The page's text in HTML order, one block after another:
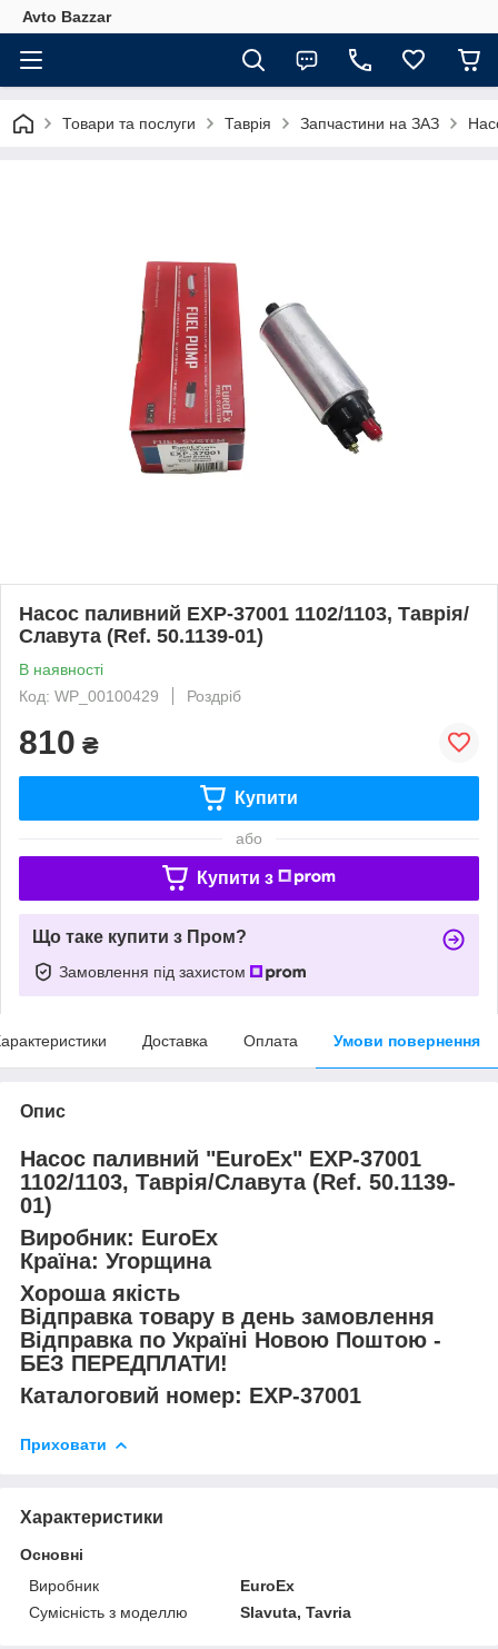
Avto Bazzar
Товари та послуги Таврія Запчастини на ЗАЗ
Насос паливний EXP-37001 1102/1103, Таврія/
Славута (Ref. 50.1139-01)
В наявності
Код: WP_00100429
Роздріб
810 ₴
Купити
або
Купити з
Що таке купити з Пром?
Замовлення під захистом
Доставка Оплата Умови повернення
Опис
Насос паливний "EuroEx" EXP-37001
1102/1103, Таврія/Славута (Ref. 50.1139-
01)
Виробник: EuroEx
Країна: Угорщина
Хороша якість
Відправка товару в день замовлення
Відправка по Україні Новою Поштою -
БЕЗ ПЕРЕДПЛАТИ!
Каталоговий номер: EXP-37001
Приховати
Характеристики
Основні
Виробник
EuroEx
Сумісність з моделлю
Slavuta, Tavria